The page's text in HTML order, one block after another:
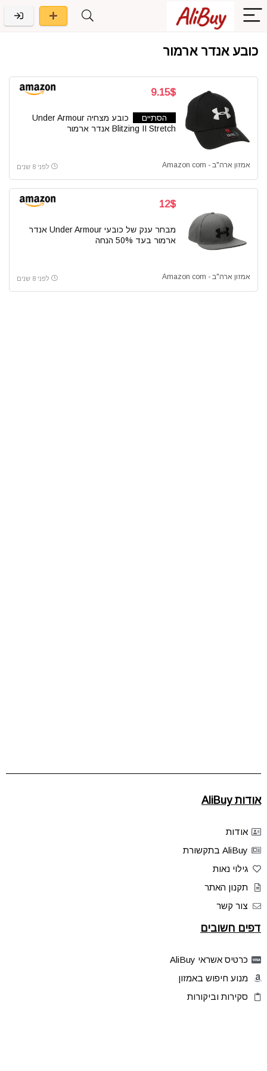
כובע אנדר ארמור
9.15$
הסתיים
כובע מצחיה Under Armour
Blitzing II Stretch אנדר ארמור
אמזון ארה"ב - Amazon com לפני 8 שנים
12$
מבחר ענק של כובעי Under Armour אנדר
ארמור בעד 50% הנחה
אמזון ארה"ב - Amazon com לפני 8 שנים
אודות AliBuy
אודות
AliBuy בתקשורת
גילוי נאות
תקנון האתר
צור קשר
דפים חשובים
כרטיס אשראי AliBuy
מנוע חיפוש באמזון
סקירות וביקורות